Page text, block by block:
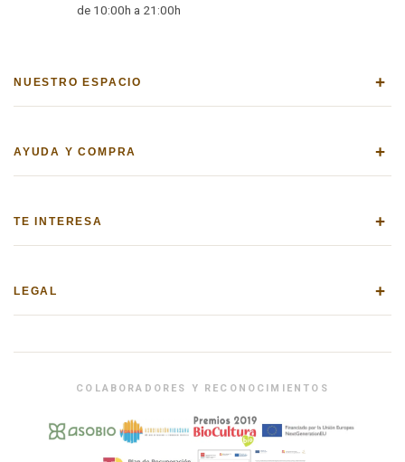
de 10:00h a 21:00h
NUESTRO ESPACIO +
AYUDA Y COMPRA +
TE INTERESA +
LEGAL +
COLABORADORES Y RECONOCIMIENTOS